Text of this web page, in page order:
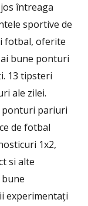
întreaga
sportive de
fotbal, oferite
bune ponturi
13 tipsteri
ale zilei.
ponturi pariuri
de fotbal
1х2,
si alte
experimentați